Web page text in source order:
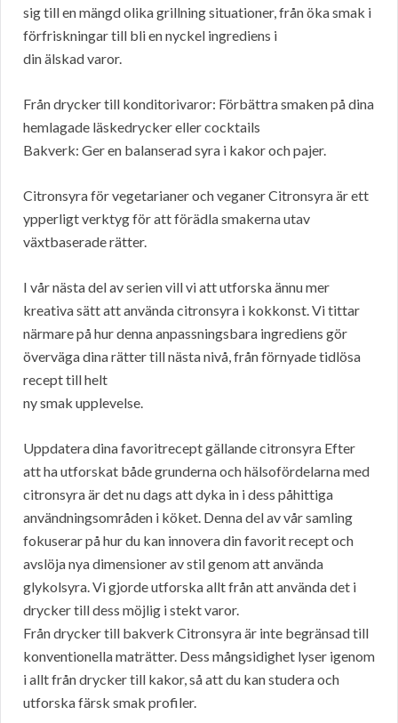
sig till en mängd olika grillning situationer, från öka smak i
förfriskningar till bli en nyckel ingrediens i
din älskad varor.
Från drycker till konditorivaror: Förbättra smaken på dina
hemlagade läskedrycker eller cocktails
Bakverk: Ger en balanserad syra i kakor och pajer.
Citronsyra för vegetarianer och veganer Citronsyra är ett
ypperligt verktyg för att förädla smakerna utav
växtbaserade rätter.
I vår nästa del av serien vill vi att utforska ännu mer
kreativa sätt att använda citronsyra i kokkonst. Vi tittar
närmare på hur denna anpassningsbara ingrediens gör
överväga dina rätter till nästa nivå, från förnyade tidlösa
recept till helt
ny smak upplevelse.
Uppdatera dina favoritrecept gällande citronsyra Efter
att ha utforskat både grunderna och hälsofördelarna med
citronsyra är det nu dags att dyka in i dess påhittiga
användningsområden i köket. Denna del av vår samling
fokuserar på hur du kan innovera din favorit recept och
avslöja nya dimensioner av stil genom att använda
glykolsyra. Vi gjorde utforska allt från att använda det i
drycker till dess möjlig i stekt varor.
Från drycker till bakverk Citronsyra är inte begränsad till
konventionella maträtter. Dess mångsidighet lyser igenom
i allt från drycker till kakor, så att du kan studera och
utforska färsk smak profiler.